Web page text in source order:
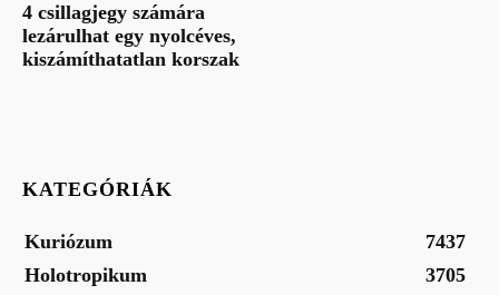
4 csillagjegy számára
lezárulhat egy nyolcéves,
kiszámíthatatlan korszak
KATEGÓRIÁK
Kuriózum
7437
Holotropikum
3705